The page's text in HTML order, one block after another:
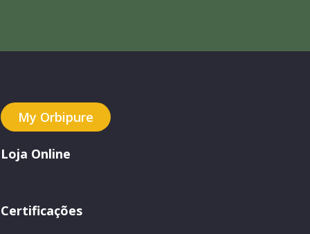
My Orbipure
Loja Online
Certificações